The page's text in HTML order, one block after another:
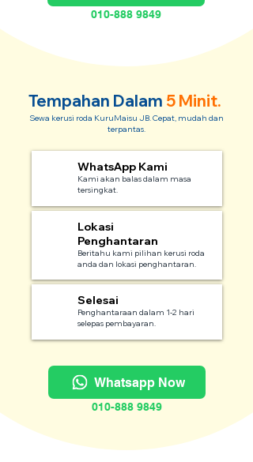
010-888 9849
Tempahan Dalam 5 Minit.
Sewa kerusi roda KuruMaisu JB. Cepat, mudah dan
terpantas.
WhatsApp Kami
Kami akan balas dalam masa
tersingkat.
Lokasi
Penghantaran
Beritahu kami pilihan kerusi roda
anda dan lokasi penghantaran.
Selesai
Penghantaraan dalam 1-2 hari
selepas pembayaran.
Whatsapp Now
010-888 9849